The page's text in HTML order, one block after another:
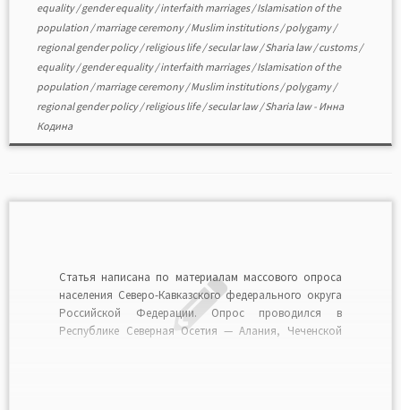
equality/gender equality/interfaith marriages/Islamisation of the
population /marriage ceremony/Muslim institutions/polygamy/
regional gender policy/religious life/secular law/Sharia law/customs/
equality/gender equality/interfaith marriages/Islamisation of the
population /marriage ceremony/Muslim institutions/polygamy/
regional gender policy/religious life/secular law/Sharia law- Инна
Кодина
Статья написана по материалам массового опроса
населения Северо-Кавказского федерального округа
Российской Федерации. Опрос проводился в
Республике Северная Осетия — Алания, Чеченской